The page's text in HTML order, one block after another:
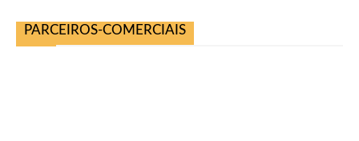
PARCEIROS-COMERCIAIS